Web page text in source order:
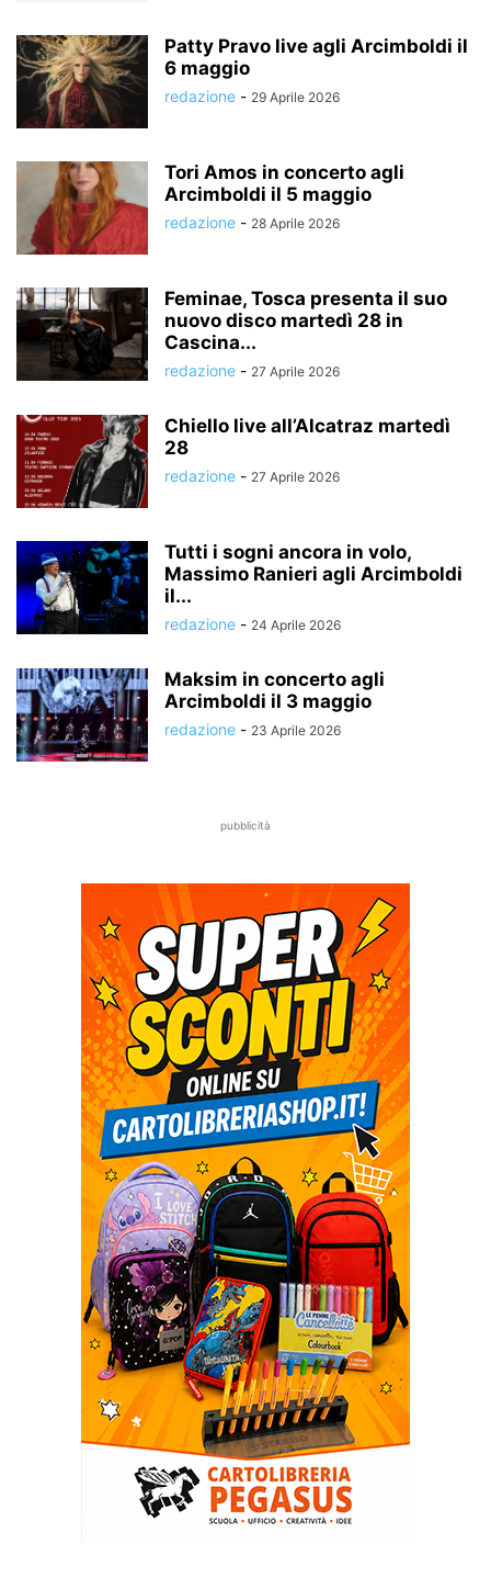
Patty Pravo live agli Arcimboldi il
6 maggio
redazione - 29 Aprile 2026
Tori Amos in concerto agli
Arcimboldi il 5 maggio
redazione - 28 Aprile 2026
Feminae, Tosca presenta il suo
nuovo disco martedì 28 in
Cascina...
redazione - 27 Aprile 2026
Chiello live all’Alcatraz martedì
28
redazione - 27 Aprile 2026
Tutti i sogni ancora in volo,
Massimo Ranieri agli Arcimboldi
il...
redazione - 24 Aprile 2026
Maksim in concerto agli
Arcimboldi il 3 maggio
redazione - 23 Aprile 2026
pubblicità